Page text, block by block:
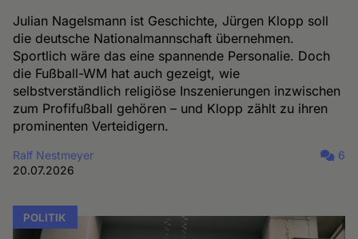
Julian Nagelsmann ist Geschichte, Jürgen Klopp soll
die deutsche Nationalmannschaft übernehmen.
Sportlich wäre das eine spannende Personalie. Doch
die Fußball-WM hat auch gezeigt, wie
selbstverständlich religiöse Inszenierungen inzwischen
zum Profifußball gehören – und Klopp zählt zu ihren
prominenten Verteidigern.
Ralf Nestmeyer
20.07.2026
6
POLITIK